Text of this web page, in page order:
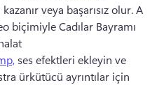
veya başarısız olur. A
biçimiyle Cadılar Bayramı
ses efektleri ekleyin ve
ürkütücü ayrıntılar için